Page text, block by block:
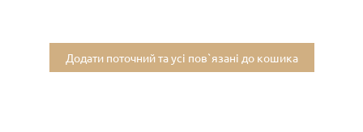
Додати поточний та усі пов`язані до кошика